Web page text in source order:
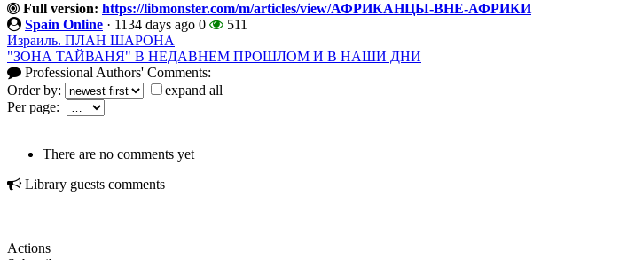
Full version: https://libmonster.com/m/articles/view/АФРИКАНЦЫ-ВНЕ-АФРИКИ
Spain Online · 1134 days ago 0
511
Израиль. ПЛАН ШАРОНА
"ЗОНА ТАЙВАНЯ" В НЕДАВНЕМ ПРОШЛОМ И В НАШИ ДНИ
Professional Authors' Comments:
Order by:
expand all
Per page:
There are no comments yet
Library guests comments
Actions